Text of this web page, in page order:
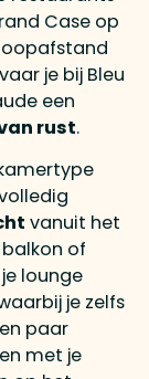
Case op
je bij Bleu
een
rust.
vanuit het
of
lounge
je zelfs
paar
met je